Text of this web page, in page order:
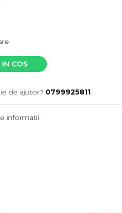
COS
de ajutor? 0799925811
informatii